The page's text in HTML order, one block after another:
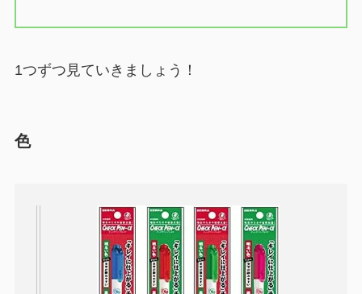
1つずつ見ていきましょう！
色